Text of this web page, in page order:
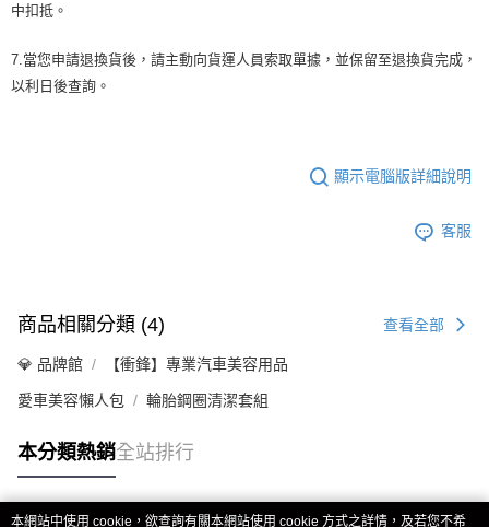
中扣抵。
7.當您申請退換貨後，請主動向貨運人員索取單據，並保留至退換貨完成，
以利日後查詢。
顯示電腦版詳細說明
客服
商品相關分類 (4) 查看全部
💎 品牌館 【衝鋒】專業汽車美容用品
愛車美容懶人包 輪胎鋼圈清潔套組
本分類熱銷全站排行
本網站中使用 cookie，欲查詢有關本網站使用 cookie 方式之詳情，及若您不希